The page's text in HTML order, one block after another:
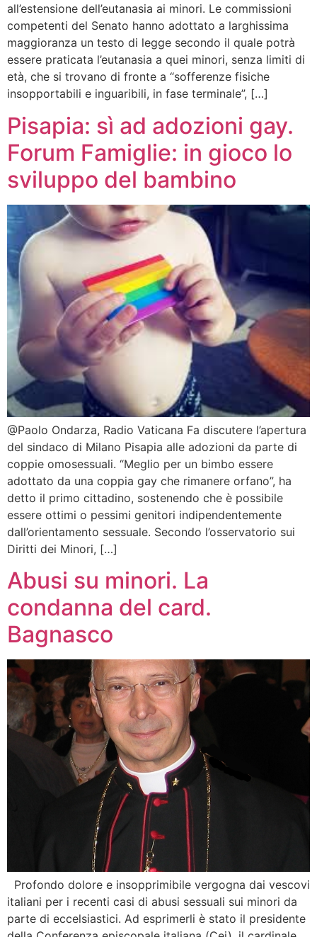
all’estensione dell’eutanasia ai minori. Le commissioni
competenti del Senato hanno adottato a larghissima
maggioranza un testo di legge secondo il quale potrà
essere praticata l’eutanasia a quei minori, senza limiti di
età, che si trovano di fronte a “sofferenze fisiche
insopportabili e inguaribili, in fase terminale”, […]
Pisapia: sì ad adozioni gay.
Forum Famiglie: in gioco lo
sviluppo del bambino
@Paolo Ondarza, Radio Vaticana Fa discutere l’apertura
del sindaco di Milano Pisapia alle adozioni da parte di
coppie omosessuali. “Meglio per un bimbo essere
adottato da una coppia gay che rimanere orfano”, ha
detto il primo cittadino, sostenendo che è possibile
essere ottimi o pessimi genitori indipendentemente
dall’orientamento sessuale. Secondo l’osservatorio sui
Diritti dei Minori, […]
Abusi su minori. La
condanna del card.
Bagnasco
Profondo dolore e insopprimibile vergogna dai vescovi
italiani per i recenti casi di abusi sessuali sui minori da
parte di eccelsiastici. Ad esprimerli è stato il presidente